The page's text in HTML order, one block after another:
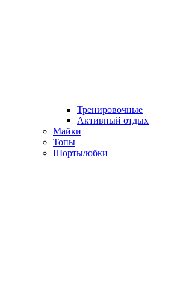
Тренировочные
Активный отдых
Майки
Топы
Шорты/юбки